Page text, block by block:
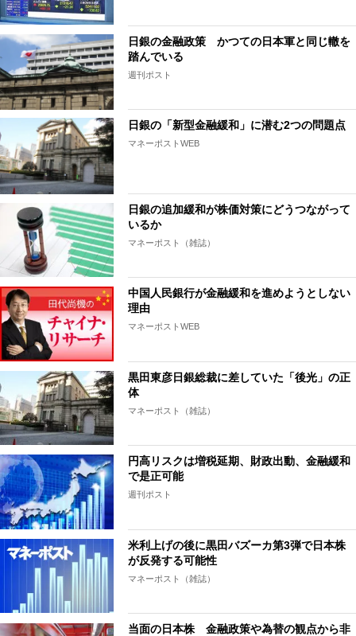
日銀の金融政策 かつての日本軍と同じ轍を
踏んでいる
週刊ポスト
日銀の「新型金融緩和」に潜む2つの問題点
マネーポストWEB
日銀の追加緩和が株価対策にどうつながって
いるか
マネーポスト（雑誌）
中国人民銀行が金融緩和を進めようとしない
理由
マネーポストWEB
黒田東彦日銀総裁に差していた「後光」の正
体
マネーポスト（雑誌）
円高リスクは増税延期、財政出動、金融緩和
で是正可能
週刊ポスト
米利上げの後に黒田バズーカ第3弾で日本株
が反発する可能性
マネーポスト（雑誌）
当面の日本株 金融政策や為替の観点から非